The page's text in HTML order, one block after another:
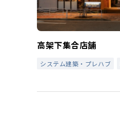
高架下集合店舗
システム建築・プレハブ